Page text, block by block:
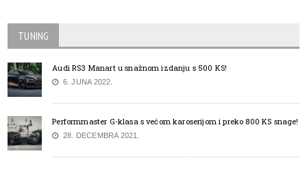
TUNING
Audi RS3 Manart u snažnom izdanju s 500 KS!
6. JUNA 2022.
Performmaster G-klasa s većom karoserijom i preko 800 KS snage!
28. DECEMBRA 2021.